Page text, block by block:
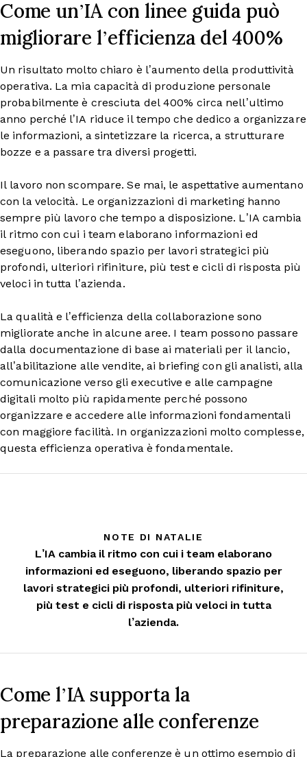
Come un’IA con linee guida può
migliorare l’efficienza del 400%
Un risultato molto chiaro è l’aumento della produttività
operativa. La mia capacità di produzione personale
probabilmente è cresciuta del 400% circa nell’ultimo
anno perché l’IA riduce il tempo che dedico a organizzare
le informazioni, a sintetizzare la ricerca, a strutturare
bozze e a passare tra diversi progetti.
Il lavoro non scompare. Se mai, le aspettative aumentano
con la velocità. Le organizzazioni di marketing hanno
sempre più lavoro che tempo a disposizione. L’IA cambia
il ritmo con cui i team elaborano informazioni ed
eseguono, liberando spazio per lavori strategici più
profondi, ulteriori rifiniture, più test e cicli di risposta più
veloci in tutta l’azienda.
La qualità e l’efficienza della collaborazione sono
migliorate anche in alcune aree. I team possono passare
dalla documentazione di base ai materiali per il lancio,
all’abilitazione alle vendite, ai briefing con gli analisti, alla
comunicazione verso gli executive e alle campagne
digitali molto più rapidamente perché possono
organizzare e accedere alle informazioni fondamentali
con maggiore facilità. In organizzazioni molto complesse,
questa efficienza operativa è fondamentale.
NOTE DI NATALIE
L’IA cambia il ritmo con cui i team elaborano
informazioni ed eseguono, liberando spazio per
lavori strategici più profondi, ulteriori rifiniture,
più test e cicli di risposta più veloci in tutta
l’azienda.
Come l’IA supporta la
preparazione alle conferenze
La preparazione alle conferenze è un ottimo esempio di